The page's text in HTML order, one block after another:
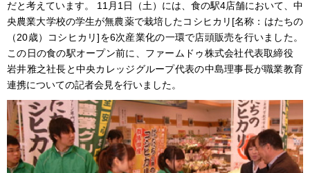
だと考えています。 11月1日（土）には、食の駅4店舗において、中
央農業大学校の学生が無農薬で栽培したコシヒカリ[名称：はたちの
（20歳）コシヒカリ]を6次産業化の一環で店頭販売を行いました。
この日の食の駅オープン前に、ファームドゥ株式会社代表取締役
岩井雅之社長と中央カレッジグループ代表の中島理事長が職業教育
連携についての記者会見を行いました。